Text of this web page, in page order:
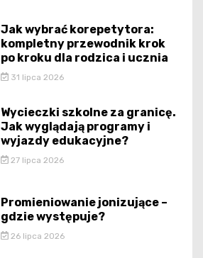
Jak wybrać korepetytora:
kompletny przewodnik krok
po kroku dla rodzica i ucznia
31 lipca 2026
Wycieczki szkolne za granicę.
Jak wyglądają programy i
wyjazdy edukacyjne?
27 lipca 2026
Promieniowanie jonizujące –
gdzie występuje?
26 lipca 2026